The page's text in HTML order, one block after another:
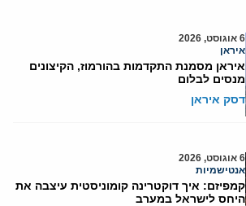
6 אוגוסט, 2026
איראן
איראן מסמנת התקדמות בהורמוז, הקיצונים
מנסים לבלום
דסק איראן
6 אוגוסט, 2026
אנטישמיות
קמפיזם: איך דוקטרינה קומוניסטית עיצבה את
היחס לישראל במערב